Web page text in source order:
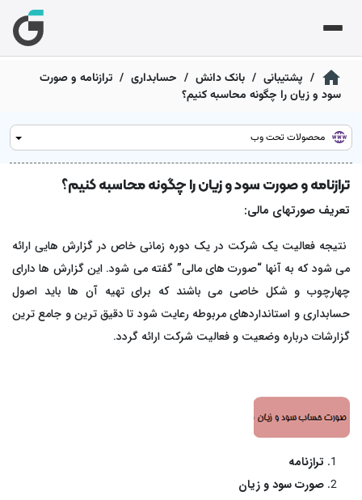
حسابداری شرکتی تحت وب
حسابداری بازرگانی
خرید، فروش و انبار با گزارش‌های مالی دقیق
حسابداری تولیدی
مواد اولیه، هزینه‌های تولید و محاسبه بهای
حسابداری پیمانکاری
قراردادها، صورت‌وضعیت‌ها و مدیریت هزینه پروژه‌ها
حسابداری خدماتی
حسابداری شرکتی ابری
حسابداری ابری بازرگانی
خرید، فروش و انبار با گزارش‌های مالی دقیق
حسابداری ابری تولیدی
مواد اولیه، هزینه‌های تولید و محاسبه بهای
حسابداری ابری پیمانکاری
قراردادها، صورت‌وضعیت‌ها و مدیریت هزینه پروژه‌ها
درآمد و هزینه خدمات با گزارش‌های شفاف و کاربردی
حسابداری
مودیان
تمام شده
ثابت
و دستمزد
و رستورانی
فروشگاهی ابرآ
فاکتور و موجودی؛ سریع، ساده و بدون دردسر
مدیریت رستوران سفارو
سفارش تا پرداخت؛ همه‌چیز یک‌جا و یکپارچه
با قیاس
تجاری
قیاس
ما
به ما
/ پشتیبانی / بانک دانش / حسابداری / ترازنامه و صورت
سود و زیان را چگونه محاسبه کنیم؟
محصولات تحت وب
ترازنامه و صورت سود و زیان را چگونه محاسبه کنیم؟
تعریف صورتهای مالی:
نتیجه فعالیت یک شرکت در یک دوره زمانی خاص در گزارش هایی ارائه
می شود که به آنها “صورت های مالی” گفته می شود. این گزارش ها دارای
چهارچوب و شکل خاصی می باشند که برای تهیه آن ها باید اصول
حسابداری و استانداردهای مربوطه رعایت شود تا دقیق ترین و جامع ترین
گزارشات درباره وضعیت و فعالیت شرکت ارائه گردد.
ترازنامه
صورت سود و زیان